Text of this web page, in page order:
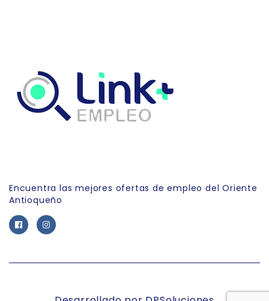
Encuentra las mejores ofertas de empleo del Oriente
Antioqueño